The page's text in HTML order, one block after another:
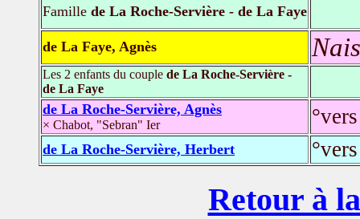
Famille de La Roche-Servière - de La Faye
de La Faye, Agnès
Les 2 enfants du couple de La Roche-Servière -
de La Faye
de La Roche-Servière, Agnès
× Chabot, "Sebran" Ier
de La Roche-Servière, Herbert
Retour à